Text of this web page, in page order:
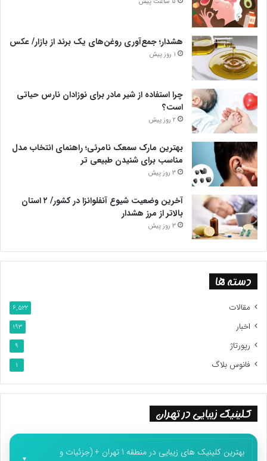
هشدار؛ جمع‌آوری روغن‌های یک برند از بازار/ عکس
1 روز پیش
چرا استفاده از شیر مادر برای نوزادان نارس حیاتی
است؟
2 روز پیش
بهترین مارک سمعک نامرئی؛ راهنمای انتخاب مدل
مناسب برای شنیدن طبیعی تر
3 روز پیش
آخرین وضعیت شیوع آنفلوانزا در کشور/ ۲ استان
بالاتر از مرز هشدار
3 روز پیش
دسته ها
مقالات 6,522
اخبار 193
رپورتاژ 9
فانوس بلاگ 1
کلینیک زیبایی در تهران
بهترین کلینیک های زیبایی در منطقه 1 تهران + (جزئیات و